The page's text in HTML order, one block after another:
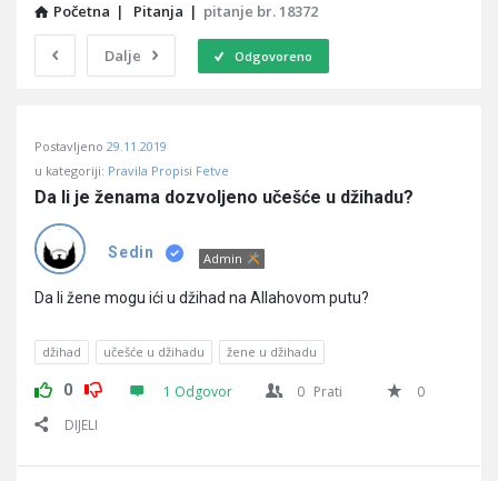
Početna | Pitanja | pitanje br. 18372
Dalje Odgovoreno
Učene
Latest
Pitanja
Postavljeno 29.11.2019
u kategoriji: Pravila Propisi Fetve
Da li je ženama dozvoljeno učešće u džihadu?
Sedin Admin
Da li žene mogu ići u džihad na Allahovom putu?
džihad učešće u džihadu žene u džihadu
0 1 Odgovor 0 Prati
0
DIJELI